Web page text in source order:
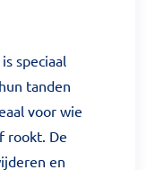
speciaal
tanden
voor wie
rookt. De
en